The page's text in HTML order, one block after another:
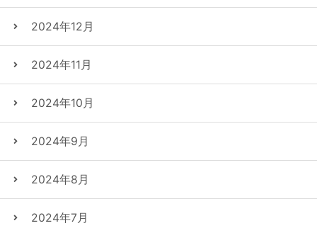
2024年12月
2024年11月
2024年10月
2024年9月
2024年8月
2024年7月